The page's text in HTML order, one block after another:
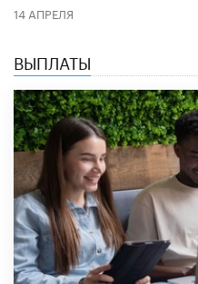
14 АПРЕЛЯ
ВЫПЛАТЫ